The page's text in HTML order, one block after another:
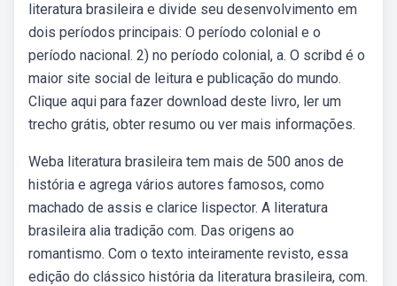
literatura brasileira e divide seu desenvolvimento em
dois períodos principais: O período colonial e o
período nacional. 2) no período colonial, a. O scribd é o
maior site social de leitura e publicação do mundo.
Clique aqui para fazer download deste livro, ler um
trecho grátis, obter resumo ou ver mais informações.
Weba literatura brasileira tem mais de 500 anos de
história e agrega vários autores famosos, como
machado de assis e clarice lispector. A literatura
brasileira alia tradição com. Das origens ao
romantismo. Com o texto inteiramente revisto, essa
edição do clássico história da literatura brasileira, com.